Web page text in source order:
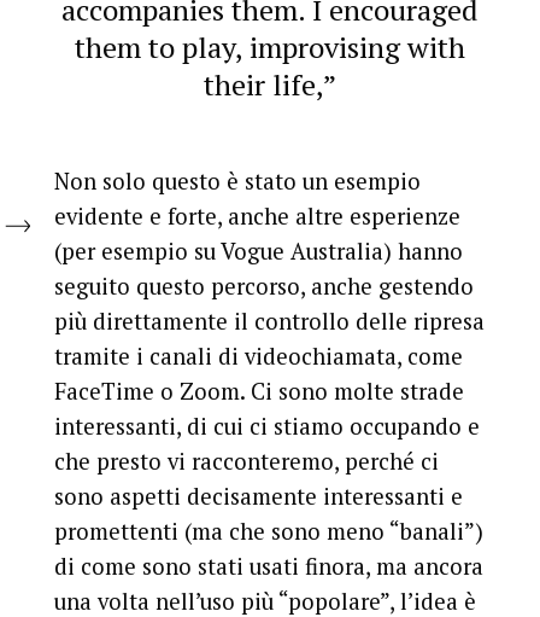
accompanies them. I encouraged
them to play, improvising with
their life,”
Non solo questo è stato un esempio
evidente e forte, anche altre esperienze
(per esempio su Vogue Australia) hanno
seguito questo percorso, anche gestendo
più direttamente il controllo delle ripresa
tramite i canali di videochiamata, come
FaceTime o Zoom. Ci sono molte strade
interessanti, di cui ci stiamo occupando e
che presto vi racconteremo, perché ci
sono aspetti decisamente interessanti e
promettenti (ma che sono meno “banali”)
di come sono stati usati finora, ma ancora
una volta nell’uso più “popolare”, l’idea è